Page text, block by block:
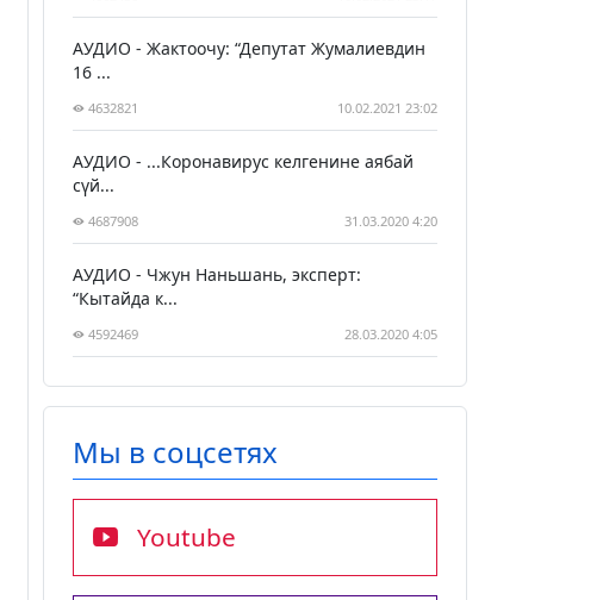
АУДИО - Жактоочу: “Депутат Жумалиевдин
16 ...
4632821 10.02.2021 23:02
АУДИО - ...Коронавирус келгенине аябай
сүй...
4687908 31.03.2020 4:20
АУДИО - Чжун Наньшань, эксперт:
“Кытайда к...
4592469 28.03.2020 4:05
Мы в соцсетях
Youtube